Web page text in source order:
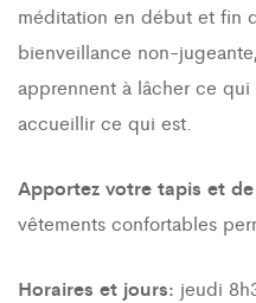
méditation en début et fin
bienveillance non-
apprennent à lâcher ce
accueillir ce qui est.
Apportez votre tapis et de
vêtements confortables
Horaires et jours: jeudi